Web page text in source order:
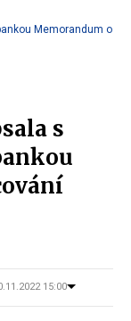
Memorandum o
s
15:00